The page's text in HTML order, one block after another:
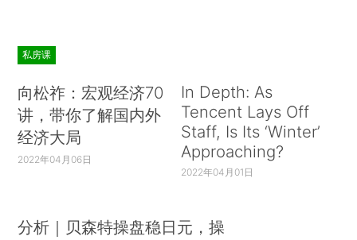
私房课
向松祚：宏观经济70
讲，带你了解国内外
经济大局
2022年04月06日
In Depth: As
Tencent Lays Off
Staff, Is Its ‘Winter’
Approaching?
2022年04月01日
分析｜贝森特操盘稳日元，操